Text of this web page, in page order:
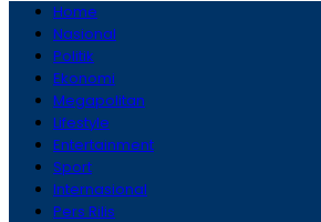
Home
Nasional
Politik
Ekonomi
Megapolitan
Lifestyle
Entertainment
Sport
Internasional
Pers Rilis